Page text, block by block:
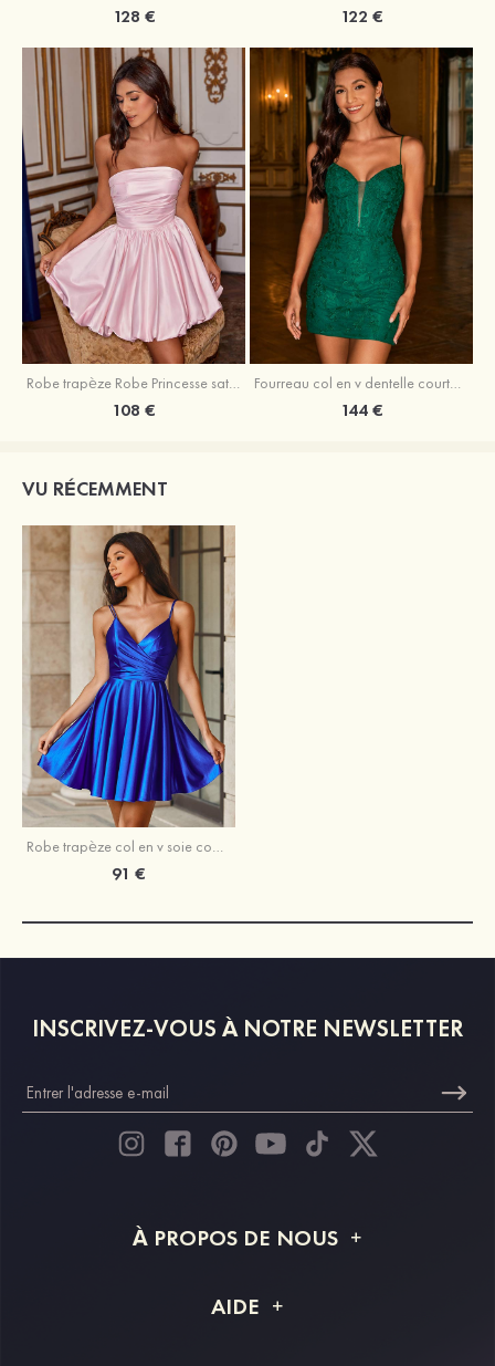
128 € 122 €
Robe trapèze Robe Princesse satin sans manches courte/mini robe de fête de la rentrée
108 €
Fourreau col en v dentelle courte/mini robe de fête de la rentré avec perles
144 €
VU RÉCEMMENT
Robe trapèze col en v soie comme du satin courte/mini robe de fête de la rentrée
91 €
INSCRIVEZ-VOUS À NOTRE NEWSLETTER
À PROPOS DE NOUS
Livraison
AIDE